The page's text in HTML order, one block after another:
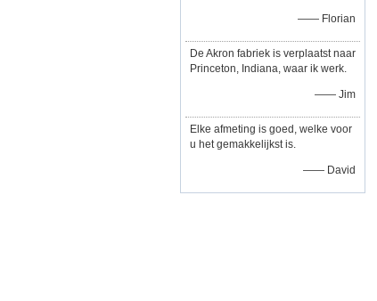
—— Florian
De Akron fabriek is verplaatst naar
Princeton, Indiana, waar ik werk.
—— Jim
Elke afmeting is goed, welke voor
u het gemakkelijkst is.
—— David